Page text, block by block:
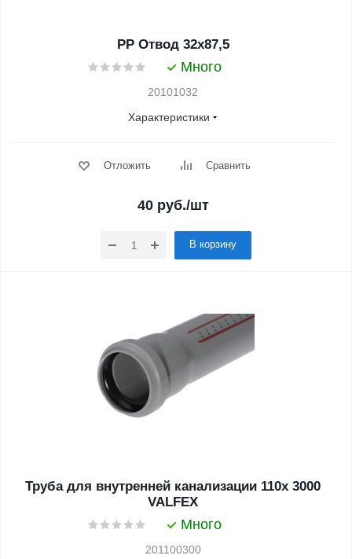
PP Отвод 32x87,5
Много
20101032
Характеристики
Отложить Сравнить
40 руб./шт
В корзину
Труба для внутренней канализации 110x 3000
VALFEX
Много
201100300